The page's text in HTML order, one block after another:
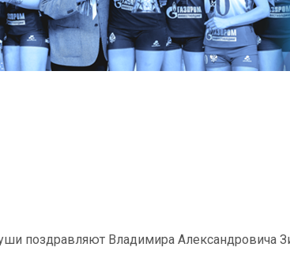
поздравляют Владимира Александровича